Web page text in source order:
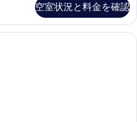
空室状況と料金を確認
エジプト綿のシーツ、高級寝具、ミ